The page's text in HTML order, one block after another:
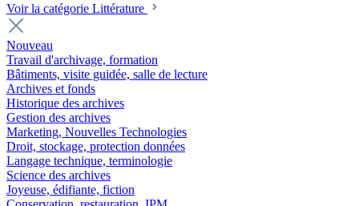
Voir la catégorie Littérature
Nouveau
Travail d'archivage, formation
Bâtiments, visite guidée, salle de lecture
Archives et fonds
Historique des archives
Gestion des archives
Marketing, Nouvelles Technologies
Droit, stockage, protection données
Langage technique, terminologie
Science des archives
Joyeuse, édifiante, fiction